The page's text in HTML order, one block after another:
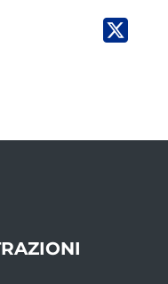
finestra
apre una